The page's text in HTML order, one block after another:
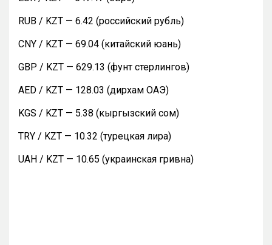
RUB / KZT — 6.42 (российский рубль)
CNY / KZT — 69.04 (китайский юань)
GBP / KZT — 629.13 (фунт стерлингов)
AED / KZT — 128.03 (дирхам ОАЭ)
KGS / KZT — 5.38 (кыргызский сом)
TRY / KZT — 10.32 (турецкая лира)
UAH / KZT — 10.65 (украинская гривна)